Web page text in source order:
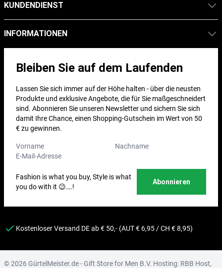
KUNDENDIENST
INFORMATIONEN
Bleiben Sie auf dem Laufenden
Lassen Sie sich immer auf der Höhe halten - über die neusten
Produkte und exklusive Angebote, die für Sie maßgeschneidert
sind. Abonnieren Sie unseren Newsletter und sichern Sie sich
damit Ihre Chance, einen Shopping-Gutschein im Wert von 50
€ zu gewinnen.
Vorname
Nachname
E-Mail-Adresse*
Fashion is what you buy, Style is what
you do with it 😉….!
Kostenloser Versand DE ab € 50,- (AUT € 6,95 / CH € 8,95)
© 2026 GürtelMeister.de - Gift Store for Men B.V. Hosting: RBB Host,